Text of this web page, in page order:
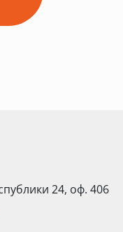
24, оф. 406